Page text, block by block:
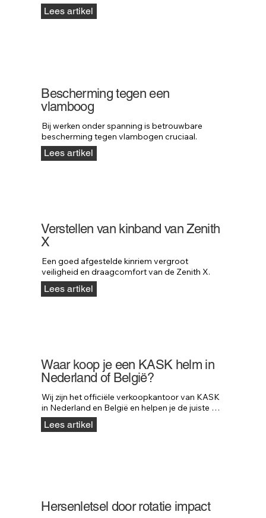
Lees artikel
Bescherming tegen een
vlamboog
Bij werken onder spanning is betrouwbare
bescherming tegen vlambogen cruciaal.
Lees artikel
Verstellen van kinband van Zenith
X
Een goed afgestelde kinriem vergroot
veiligheid en draagcomfort van de Zenith X.
Lees artikel
Waar koop je een KASK helm in
Nederland of België?
Wij zijn het officiële verkoopkantoor van KASK
in Nederland en België en helpen je de juiste
dealer te vinden.
Lees artikel
Hersenletsel door rotatie impact